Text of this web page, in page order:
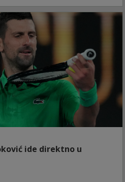
ide direktno u